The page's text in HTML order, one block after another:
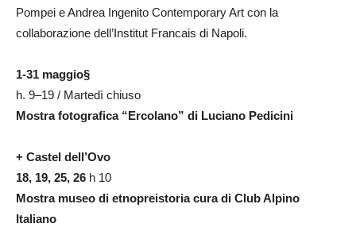
Pompei e Andrea Ingenito Contem­porary Art con la
collaborazione dell’Institut Francais di Napoli.
1-31 maggio§
h. 9–19 / Martedì chiuso
Mostra fotografica “Ercolano” di Luciano Pedicini
+ Castel dell’Ovo
18, 19, 25, 26 h 10
Mostra museo di etnopreistoria cura di Club Alpino
Italiano